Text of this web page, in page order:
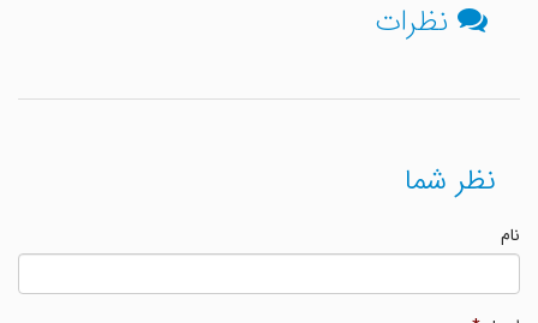
نظرات
نظر شما